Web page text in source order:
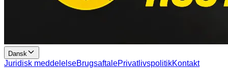
Dansk
Juridisk meddelelseBrugsaftalePrivatlivspolitikKontakt